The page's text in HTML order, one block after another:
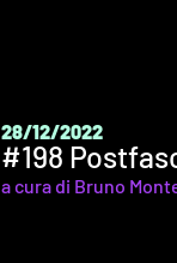
28/12/2022
#198
a cura di Bruno